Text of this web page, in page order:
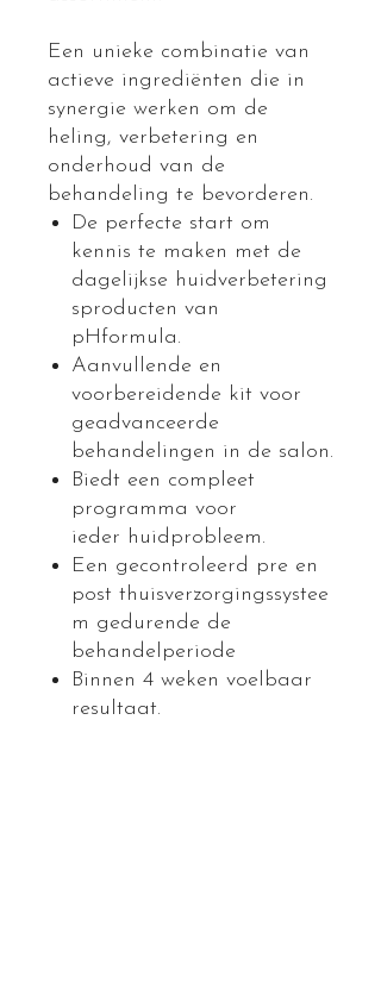
Een unieke combinatie van
actieve ingrediënten die in
synergie werken om de
heling, verbetering en
onderhoud van de
behandeling te bevorderen.
De perfecte start om
kennis te maken met de
dagelijkse huidverbetering
sproducten van
pHformula.
Aanvullende en
voorbereidende kit voor
geadvanceerde
behandelingen in de salon.
Biedt een compleet
programma voor
ieder huidprobleem.
Een gecontroleerd pre en
post thuisverzorgingssystee
m gedurende de
behandelperiode
Binnen 4 weken voelbaar
resultaat.